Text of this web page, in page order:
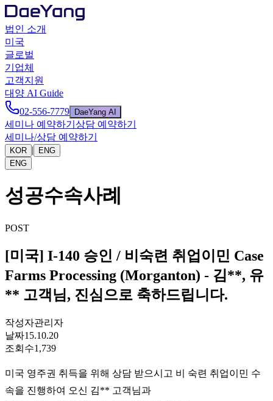
법인 소개
미국
글로벌
기업체
고객지원
대양 AI Guide
02-556-7779
DaeYang AI
세미나 예약하기 상담 예약하기
세미나/상담 예약하기
KOR |
ENG
ENG
성공수속사례
POST
[미국] I-140 승인 / 비숙련 취업이민 Case
Farms Processing (Morganton) - 김**, 유
** 고객님, 진심으로 축하드립니다.
작성자관리자
날짜15.10.20
조회수1,739
미국 영주권 취득을 위해 상담 받으시고 비 숙련 취업이민 수
속을 진행하여 오신 김** 고객님과